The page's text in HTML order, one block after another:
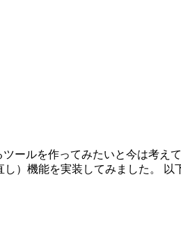
ールを作ってみたいと今は考え
）機能を実装してみました。 以